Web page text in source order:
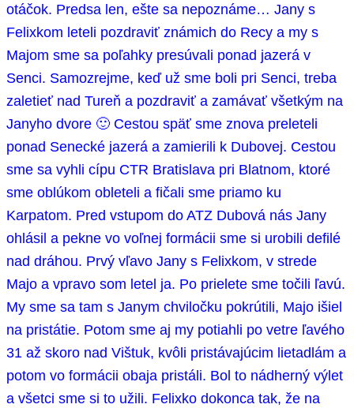
otáčok. Predsa len, ešte sa nepoznáme… Jany s
Felixkom leteli pozdraviť známich do Recy a my s
Majom sme sa poľahky presúvali ponad jazerá v
Senci. Samozrejme, keď už sme boli pri Senci, treba
zaletieť nad Tureň a pozdraviť a zamávať všetkým na
Janyho dvore 🙂 Cestou späť sme znova preleteli
ponad Senecké jazerá a zamierili k Dubovej. Cestou
sme sa vyhli cípu CTR Bratislava pri Blatnom, ktoré
sme oblúkom obleteli a fičali sme priamo ku
Karpatom. Pred vstupom do ATZ Dubová nás Jany
ohlásil a pekne vo voľnej formácii sme si urobili defilé
nad dráhou. Prvý vľavo Jany s Felixkom, v strede
Majo a vpravo som letel ja. Po prielete sme točili ľavú.
My sme sa tam s Janym chviločku pokrútili, Majo išiel
na pristátie. Potom sme aj my potiahli po vetre ľavého
31 až skoro nad Vištuk, kvôli pristávajúcim lietadlám a
potom vo formácii obaja pristáli. Bol to nádherný výlet
a všetci sme si to užili. Felixko dokonca tak, že na